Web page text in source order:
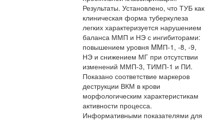
Результаты. Установлено, что ТУБ как
клиническая форма туберкулеза
легких характеризуется нарушением
баланса ММП и НЭ с ингибиторами:
повышением уровня MMП-1, -8, -9,
НЭ и снижением МГ при отсутствии
изменений ММП-3, ТИМП-1 и ПИ.
Показано соответствие маркеров
деструкции ВКМ в крови
морфологическим характеристикам
активности процесса.
Информативными показателями для